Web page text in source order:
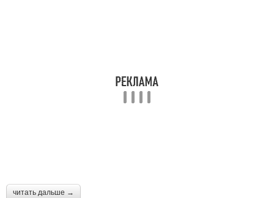
читать дальше →